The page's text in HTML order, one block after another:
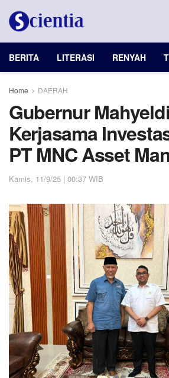
BERITA LITERASI RENYAH
Home DAERAH
Gubernur
Kerjasama
PT MNC Asset
Kamis, 11/9/25 | 00:37 WIB